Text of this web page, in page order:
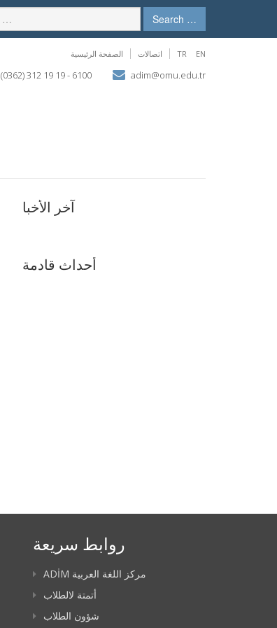
Search …
الصفحة الرئيسية اتصالات TR EN
(0362) 312 19 19 - 6100 adim@omu.edu.tr
آخر الأخبا
أحداث قادمة
روابط سريعة
ADİM مركز اللغة العربية
أتمتة لالطلاب
شؤون الطلاب